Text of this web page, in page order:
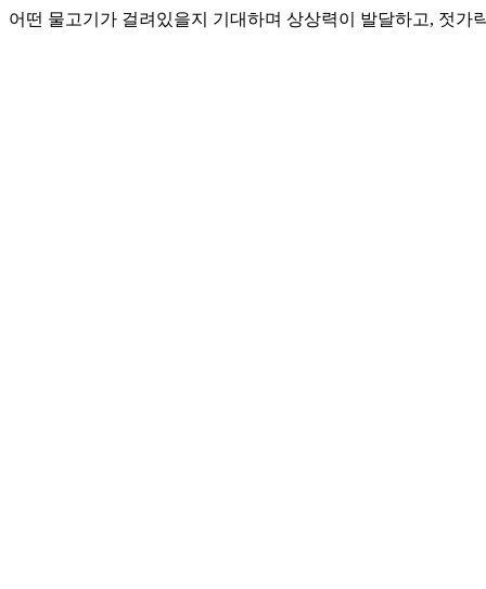
어떤 물고기가 걸려있을지 기대하며 상상력이 발달하고, 젓